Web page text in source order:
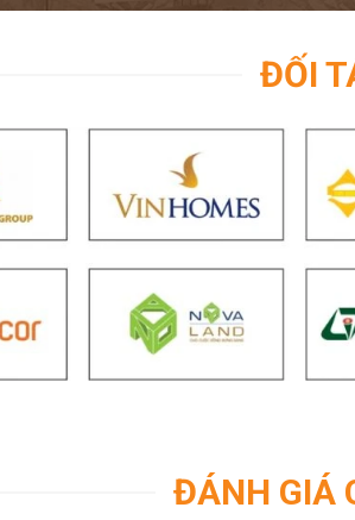
ĐỐI
ĐÁNH GIÁ